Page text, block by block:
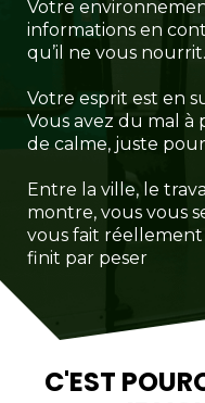
Votre
informations en
qu’il ne vous nourrit.
Votre esprit est en
Vous avez du mal
de calme, juste
Entre la ville, le
montre, vous vous
vous fait
finit par peser
C'EST